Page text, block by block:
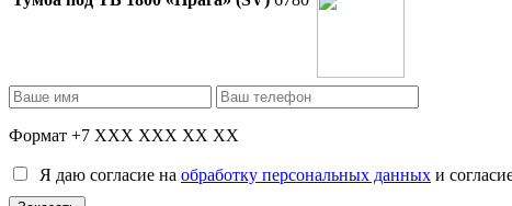
Формат +7 XXX XXX XX XX
Я даю согласие на обработку персональных данных и